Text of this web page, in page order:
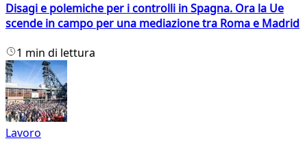
Disagi e polemiche per i controlli in Spagna. Ora la Ue
scende in campo per una mediazione tra Roma e Madrid
1 min di lettura
Lavoro